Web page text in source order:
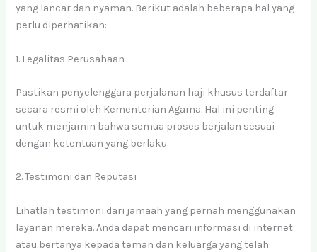
yang lancar dan nyaman. Berikut adalah beberapa hal yang
perlu diperhatikan:
1. Legalitas Perusahaan
Pastikan penyelenggara perjalanan haji khusus terdaftar
secara resmi oleh Kementerian Agama. Hal ini penting
untuk menjamin bahwa semua proses berjalan sesuai
dengan ketentuan yang berlaku.
2. Testimoni dan Reputasi
Lihatlah testimoni dari jamaah yang pernah menggunakan
layanan mereka. Anda dapat mencari informasi di internet
atau bertanya kepada teman dan keluarga yang telah